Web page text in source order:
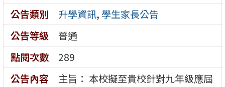
公告類別
升學資訊, 學生家長公告
公告等級
普通
點閱次數
289
公告內容
主旨： 本校擬至貴校針對九年級應屆